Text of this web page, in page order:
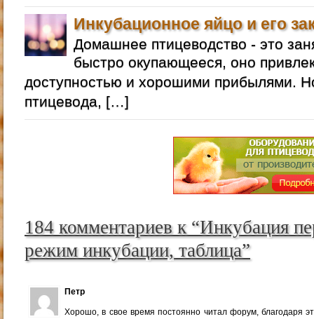
Инкубационное яйцо и его
Домашнее птицеводство - это
быстро окупающееся, оно
доступностью и хорошими прибылями.
птицевода, […]
184 комментариев к “Инкубация
режим инкубации, таблица”
Петр
Хорошо, в свое время постоянно читал форум, благодаря